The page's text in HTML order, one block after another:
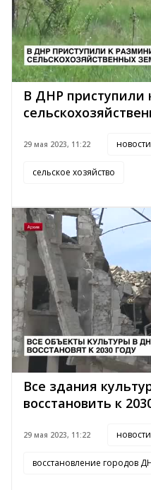
В ДНР приступили
29 мая 2023, 11:22
сельское хозяйство
Все здания
восстановить к
29 мая 2023, 11:22
восстановление городов